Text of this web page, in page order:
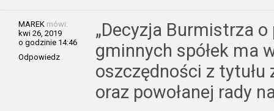
MAREK mówi:
kwi 26, 2019
o godzinie 14:46
Odpowiedz
„Decyzja Burmistrza
gminnych spółek ma
oszczędności z tytułu
oraz powołanej rady